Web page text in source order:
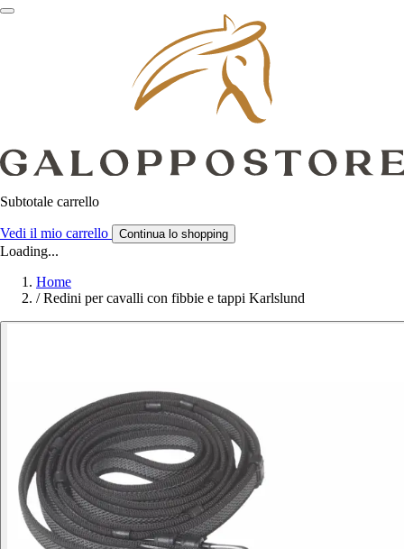
Subtotale carrello
Vedi il mio carrello Continua lo shopping
Loading...
Home
/ Redini per cavalli con fibbie e tappi Karlslund